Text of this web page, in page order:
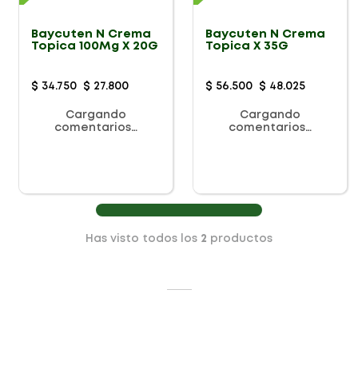
Baycuten N Crema
Topica 100Mg X 20G
$ 34.750 $ 27.800
Cargando
comentarios…
Baycuten N Crema
Topica X 35G
$ 56.500 $ 48.025
Cargando
comentarios…
Has visto todos los 2 productos